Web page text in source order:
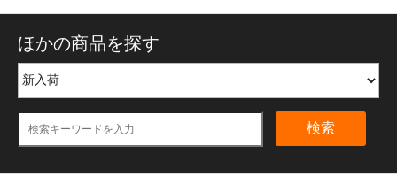
ほかの商品を探す
検索